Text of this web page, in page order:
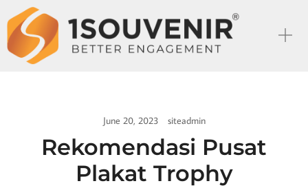
June 20, 2023 siteadmin
Rekomendasi Pusat
Plakat Trophy